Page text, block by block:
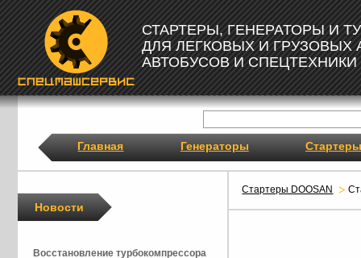
СТАРТЕРЫ, ГЕНЕРАТОРЫ И
ДЛЯ ЛЕГКОВЫХ И ГРУЗОВЫХ
АВТОБУСОВ И СПЕЦТЕХНИКИ
Главная Генераторы Стартеры
Стартеры DOOSAN
Новости
Восстановление турбокомпрессора